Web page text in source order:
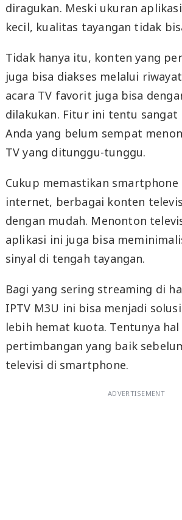
diragukan. Meski ukuran
kecil, kualitas tayangan tidak
Tidak hanya itu, konten yang
juga bisa diakses melalui
acara TV favorit juga bisa
dilakukan. Fitur ini tentu sangat
Anda yang belum sempat
TV yang ditunggu-tunggu.
Cukup memastikan
internet, berbagai konten
dengan mudah. Menonton
aplikasi ini juga bisa
sinyal di tengah tayangan.
Bagi yang sering streaming di
IPTV M3U ini bisa menjadi
lebih hemat kuota. Tentunya
pertimbangan yang baik
televisi di smartphone.
ADVERTISEMENT